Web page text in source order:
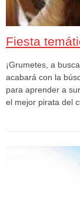
Fiesta
¡Grumetes, a
acabará con la
para aprender a
el mejor pirata del